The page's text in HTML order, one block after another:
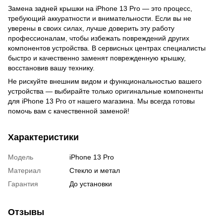
Замена задней крышки на iPhone 13 Pro — это процесс,
требующий аккуратности и внимательности. Если вы не
уверены в своих силах, лучше доверить эту работу
профессионалам, чтобы избежать повреждений других
компонентов устройства. В сервисных центрах специалисты
быстро и качественно заменят поврежденную крышку,
восстановив вашу технику.
Не рискуйте внешним видом и функциональностью вашего
устройства — выбирайте только оригинальные компоненты
для iPhone 13 Pro от нашего магазина. Мы всегда готовы
помочь вам с качественной заменой!
Характеристики
Модель
iPhone 13 Pro
Материал
Стекло и метал
Гарантия
До установки
Отзывы